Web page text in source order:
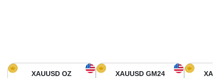
Precio del Oro hoy en América del sur
XAUUSD OZ XAUUSD GM24